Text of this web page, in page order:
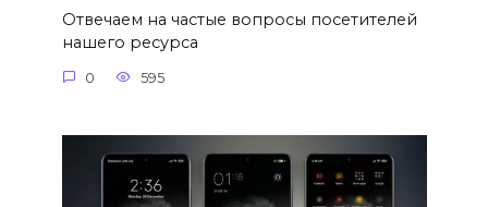
Отвечаем на частые вопросы посетителей
нашего ресурса
0 595